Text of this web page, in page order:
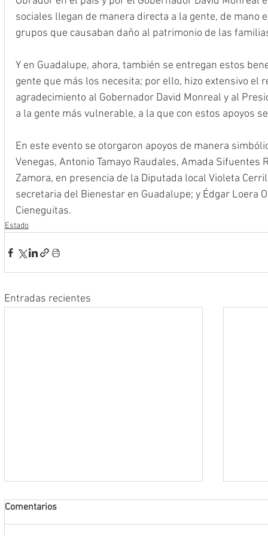
sociales llegan de manera directa a la gente, de mano
grupos que causaban daño al patrimonio de las
Y en Guadalupe, ahora, también se entregan estos
gente que más los necesita; por ello, hizo extensivo el
agradecimiento al Gobernador David Monreal y al
a la gente más vulnerable, a la que con estos apoyos
En este evento se otorgaron apoyos de manera
Venegas, Antonio Tamayo Raudales, Amada Sifuentes
Zamora, en presencia de la Diputada local Violeta
secretaria del Bienestar en Guadalupe; y Édgar Loera
Cieneguitas.
Estado
Entradas recientes
Comentarios